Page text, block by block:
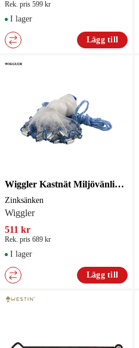
Rek. pris 599 kr
I lager
Lägg till
Wiggler Kastnät Miljövänligt Zinksänken
Zinksänken
Wiggler
511 kr
Rek. pris 689 kr
I lager
Lägg till